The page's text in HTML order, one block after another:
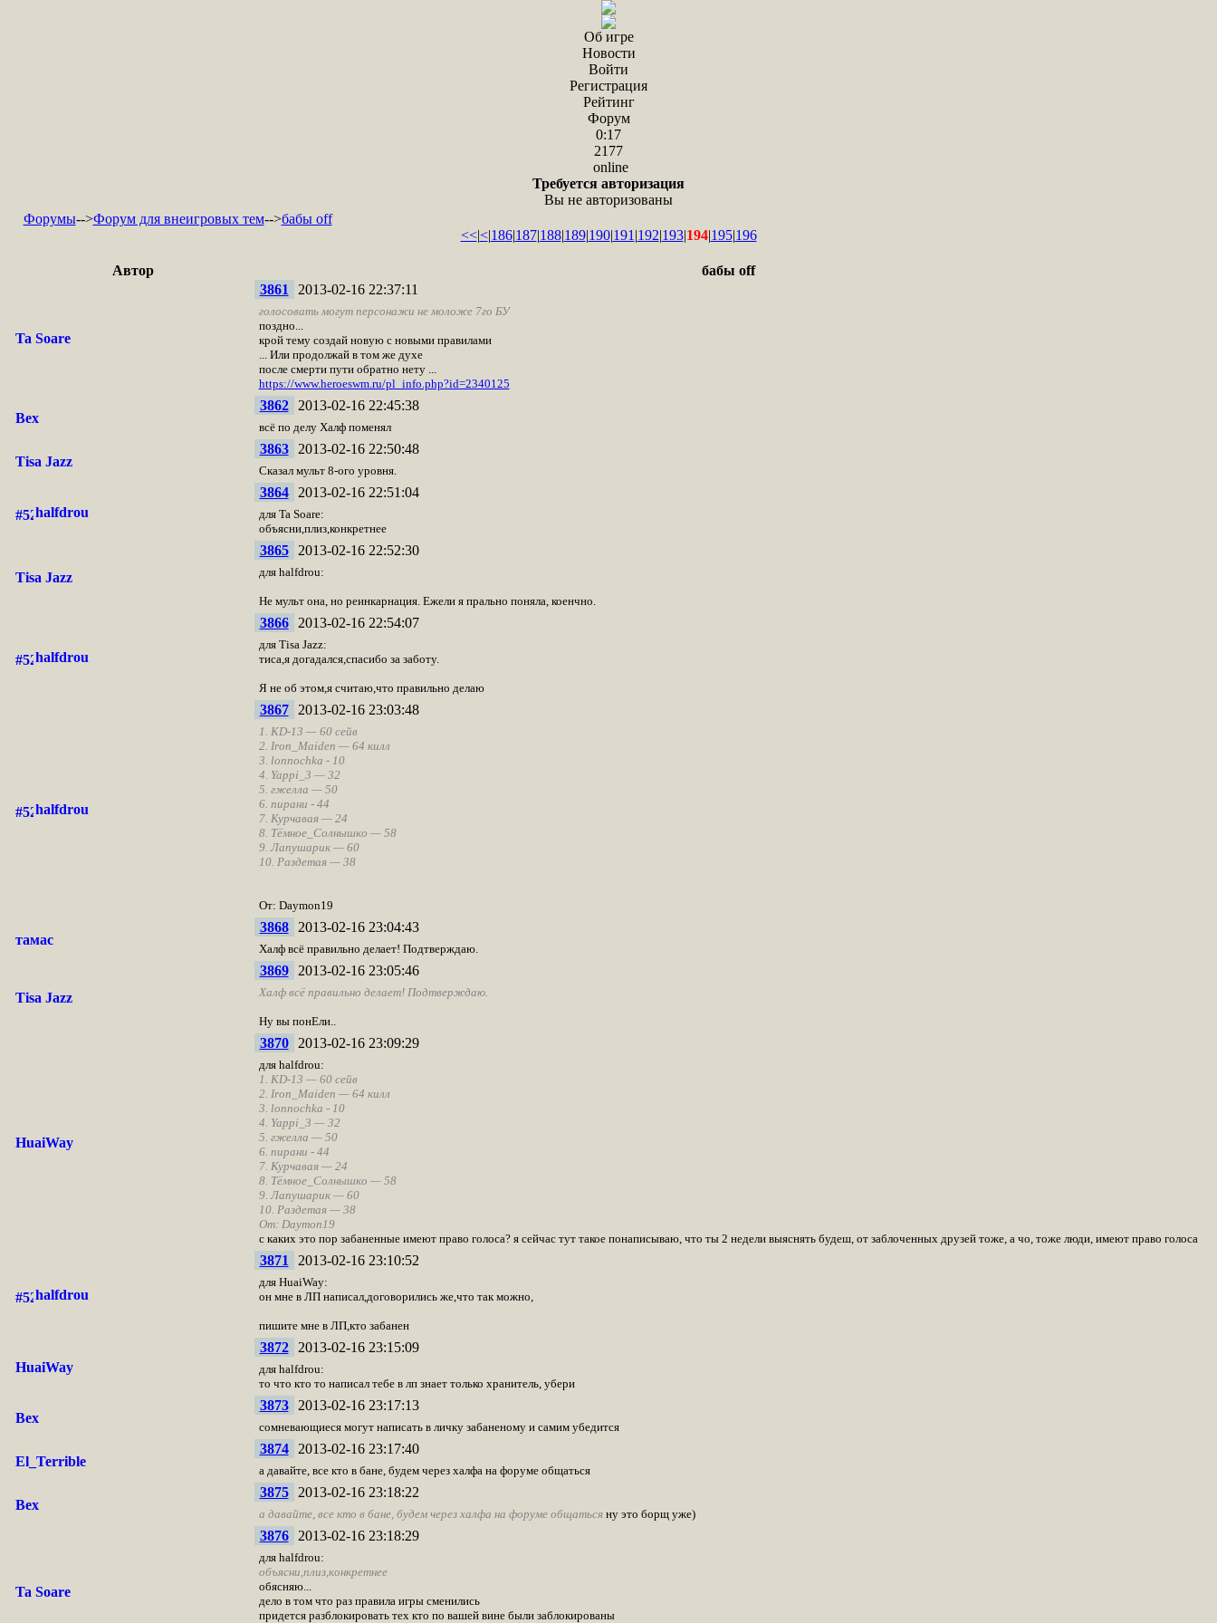
Об игре
Новости
Войти
Регистрация
Рейтинг
Форум
0:17
2177
online
Требуется авторизация
Вы не авторизованы
Форумы-->Форум для внеигровых тем-->бабы off
<<|<|186|187|188|189|190|191 |192|193|194|195|196
Автор бабы off
Ta Soare
3861 2013-02-16 22:37:11
голосовать могут персонажи не моложе 7го БУ
поздно...
крой тему создай новую с новыми правилами
... Или продолжай в том же духе
после смерти пути обратно нету ...
https://www.heroeswm.ru/pl_info.php?id=2340125
Вех
3862 2013-02-16 22:45:38
всё по делу Халф поменял
Tisa Jazz
3863 2013-02-16 22:50:48
Сказал мульт 8-ого уровня.
halfdrou
3864 2013-02-16 22:51:04
для Ta Soare:
объясни,плиз,конкретнее
Tisa Jazz
3865 2013-02-16 22:52:30
для halfdrou:
Не мульт она, но реинкарнация. Ежели я прально поняла, коенчно.
halfdrou
3866 2013-02-16 22:54:07
для Tisa Jazz:
тиса,я догадался,спасибо за заботу.
Я не об этом,я считаю,что правильно делаю
halfdrou
3867 2013-02-16 23:03:48
1. KD-13 — 60 сейв
2. Iron_Maiden — 64 килл
3. lonnochka - 10
4. Yappi_3 — 32
5. гжелла — 50
6. пирани - 44
7. Курчавая — 24
8. Тёмное_Солнышко — 58
9. Лапушарик — 60
10. Раздетая — 38
От: Daymon19
тамас
3868 2013-02-16 23:04:43
Халф всё правильно делает! Подтверждаю.
Tisa Jazz
3869 2013-02-16 23:05:46
Халф всё правильно делает! Подтверждаю.
Ну вы понЕли..
HuaiWay
3870 2013-02-16 23:09:29
для halfdrou:
1. KD-13 — 60 сейв
2. Iron_Maiden — 64 килл
3. lonnochka - 10
4. Yappi_3 — 32
5. гжелла — 50
6. пирани - 44
7. Курчавая — 24
8. Тёмное_Солнышко — 58
9. Лапушарик — 60
10. Раздетая — 38
От: Daymon19
с каких это пор забаненные имеют право голоса? я сейчас тут такое понаписываю, что ты 2 недели выяснять будеш, от заблоченных друзей тоже, а чо, тоже люди, имеют право голоса
halfdrou
3871 2013-02-16 23:10:52
для HuaiWay:
он мне в ЛП написал,договорились же,что так можно,
пишите мне в ЛП,кто забанен
HuaiWay
3872 2013-02-16 23:15:09
для halfdrou:
то что кто то написал тебе в лп знает только хранитель, убери
Вех
3873 2013-02-16 23:17:13
сомневающиеся могут написать в личку забаненому и самим убедится
El_Terrible
3874 2013-02-16 23:17:40
а давайте, все кто в бане, будем через халфа на форуме общаться
Вех
3875 2013-02-16 23:18:22
а давайте, все кто в бане, будем через халфа на форуме общатьсяну это борщ уже)
Ta Soare
3876 2013-02-16 23:18:29
для halfdrou:
объясни,плиз,конкретнее
обясняю...
дело в том что раз правила игры сменились
придется разблокировать тех кто по вашей вине были заблокированы